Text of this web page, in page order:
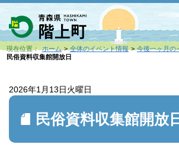
現在位置： ホーム 全体のイベント情報
今後一ヶ月の
民俗資料収集館開放日
2026年1月13日火曜日
民俗資料収集館開放